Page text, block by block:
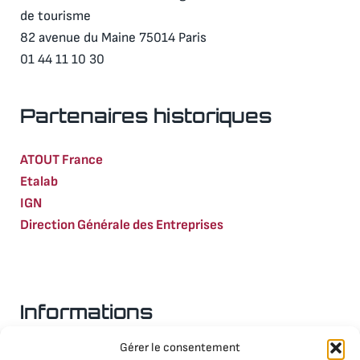
Gérer le consentement
de tourisme
82 avenue du Maine 75014 Paris
01 44 11 10 30
Partenaires historiques
ATOUT France
Etalab
IGN
Direction Générale des Entreprises
Informations